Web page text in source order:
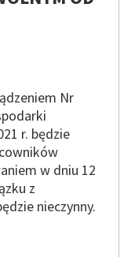
Nr
r. będzie
w dniu 12
z
nieczynny.